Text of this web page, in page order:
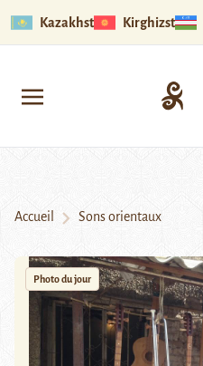
Kazakhstan Kirghizstan
Accueil Sons orientaux
Photo du jour